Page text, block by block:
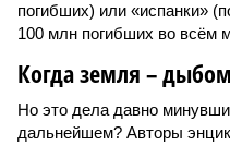
погибших) или «испанки»
100 млн погибших во всём
Когда земля – дыбом
Но это дела давно
дальнейшем? Авторы